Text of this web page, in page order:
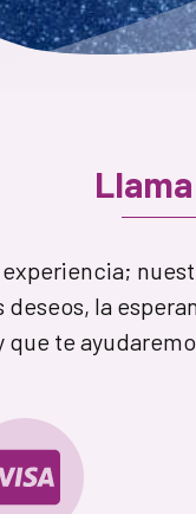
la
que te